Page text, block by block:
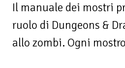
Il manuale dei mostri
ruolo di Dungeons &
allo zombi. Ogni